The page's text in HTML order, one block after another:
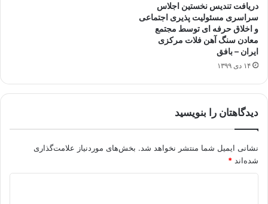
دریافت تندیس نخستین اجلاس
سراسری مسئولیت پذیری اجتماعی
و اخلاق حرفه ای توسط مجتمع
معادن سنگ آهن فلات مرکزی
ایران – بافق
۱۴ دی ۱۳۹۹
دیدگاهتان را بنویسید
نشانی ایمیل شما منتشر نخواهد شد. بخش‌های موردنیاز علامت‌گذاری
شده‌اند *